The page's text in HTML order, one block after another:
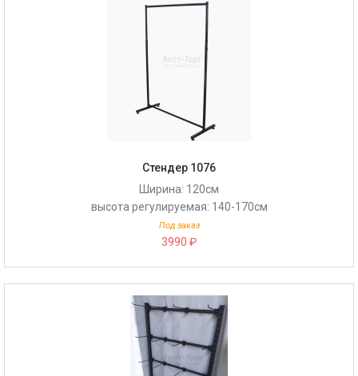
Стендер 1076
Ширина: 120см
высота регулируемая: 140-170см
Под заказ
3990 ₽